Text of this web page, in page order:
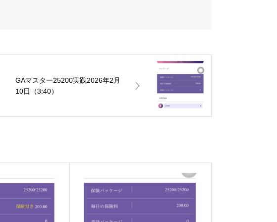
GAマスター25200実践2026年2月
10日（3:40）